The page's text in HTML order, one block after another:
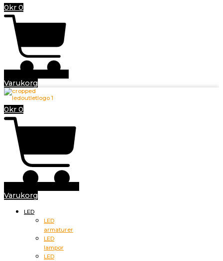
0kr 0
Varukorg
0kr 0
Varukorg
LED
LED
armaturer
LED
lampor
LED